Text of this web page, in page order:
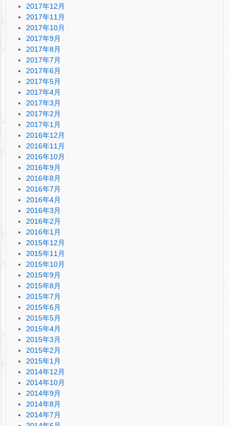
2017年12月
2017年11月
2017年10月
2017年9月
2017年8月
2017年7月
2017年6月
2017年5月
2017年4月
2017年3月
2017年2月
2017年1月
2016年12月
2016年11月
2016年10月
2016年9月
2016年8月
2016年7月
2016年4月
2016年3月
2016年2月
2016年1月
2015年12月
2015年11月
2015年10月
2015年9月
2015年8月
2015年7月
2015年6月
2015年5月
2015年4月
2015年3月
2015年2月
2015年1月
2014年12月
2014年10月
2014年9月
2014年8月
2014年7月